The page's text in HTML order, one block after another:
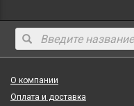
О компании
Оплата и доставка